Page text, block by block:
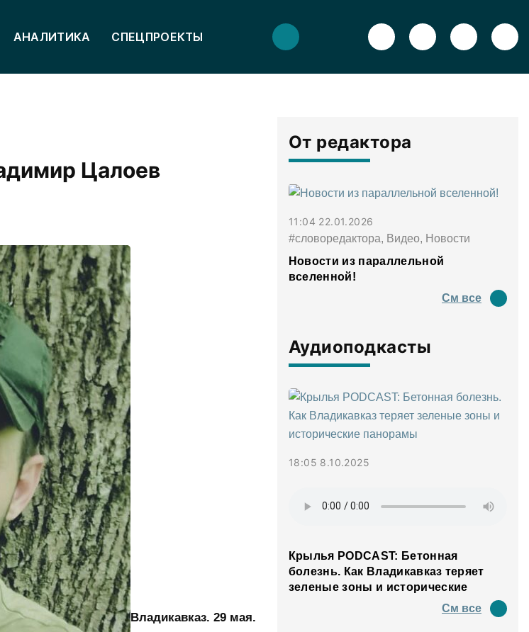
АНАЛИТИКА СПЕЦПРОЕКТЫ
Цалоев
Владикавказ. 29 мая.
От редактора
11:04 22.01.2026
#словоредактора, Видео, Новости
Новости из параллельной
вселенной!
См все
Аудиоподкасты
18:05 8.10.2025
Крылья PODCAST: Бетонная
болезнь. Как Владикавказ теряет
зеленые зоны и исторические
См все